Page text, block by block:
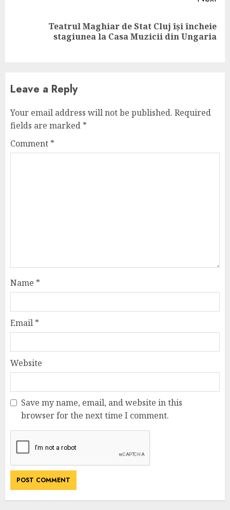
Teatrul Maghiar de Stat Cluj își încheie
stagiunea la Casa Muzicii din Ungaria
Leave a Reply
Your email address will not be published. Required
fields are marked *
Comment *
Name *
Email *
Website
Save my name, email, and website in this
browser for the next time I comment.